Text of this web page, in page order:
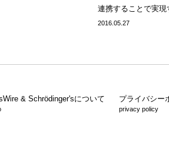
連携することで実現
2016.05.27
& Schrödinger'sについて プライバシー
privacy policy